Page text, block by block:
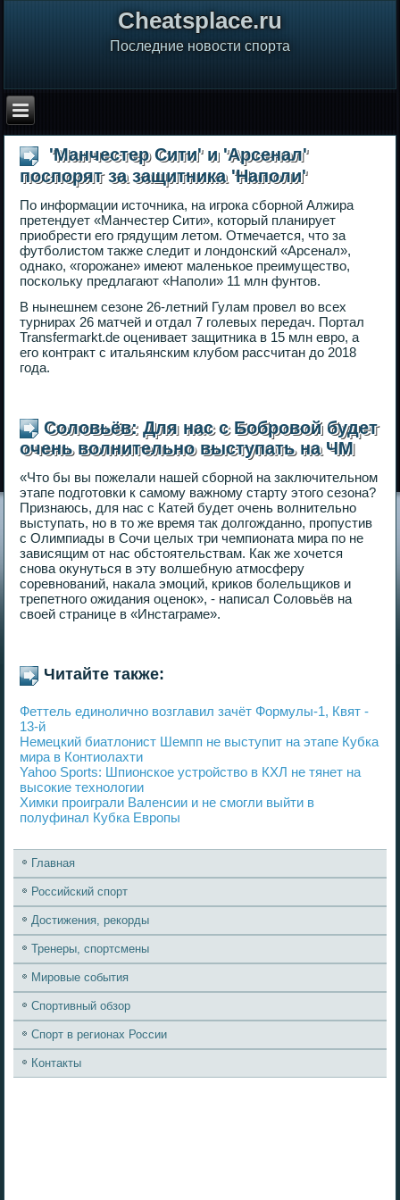
Сheatsplace.ru
Последние новости спорта
'Манчестер Сити' и 'Арсенал'
поспорят за защитника 'Наполи'
По информации источника, на игрока сборной Алжира
претендует «Манчестер Сити», который планирует
приобрести его грядущим летом. Отмечается, что за
футболистом также следит и лондонский «Арсенал»,
однако, «горожане» имеют маленькое преимущество,
поскольку предлагают «Наполи» 11 млн фунтов.
В нынешнем сезоне 26-летний Гулам провел во всех
турнирах 26 матчей и отдал 7 голевых передач. Портал
Transfermarkt.de оценивает защитника в 15 млн евро, а
его контракт с итальянским клубом рассчитан до 2018
года.
Соловьёв: Для нас с Бобровой будет
очень волнительно выступать на ЧМ
«Что бы вы пожелали нашей сборной на заключительном
этапе подготовки к самому важному старту этого сезона?
Признаюсь, для нас с Катей будет очень волнительно
выступать, но в то же время так долгожданно, пропустив
с Олимпиады в Сочи целых три чемпионата мира по не
зависящим от нас обстоятельствам. Как же хочется
снова окунуться в эту волшебную атмосферу
соревнований, накала эмоций, криков болельщиков и
трепетного ожидания оценок», - написал Соловьёв на
своей странице в «Инстаграме».
Читайте также:
Феттель единолично возглавил зачёт Формулы-1, Квят -
13-й
Немецкий биатлонист Шемпп не выступит на этапе Кубка
мира в Контиолахти
Yahoo Sports: Шпионское устройство в КХЛ не тянет на
высокие технологии
Химки проиграли Валенсии и не смогли выйти в
полуфинал Кубка Европы
Главная
Российский спорт
Достижения, рекорды
Тренеры, спортсмены
Мировые события
Спортивный обзор
Спорт в регионах России
Контакты